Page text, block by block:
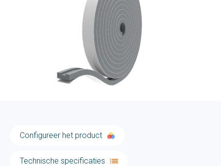
Configureer het product
Technische specificaties